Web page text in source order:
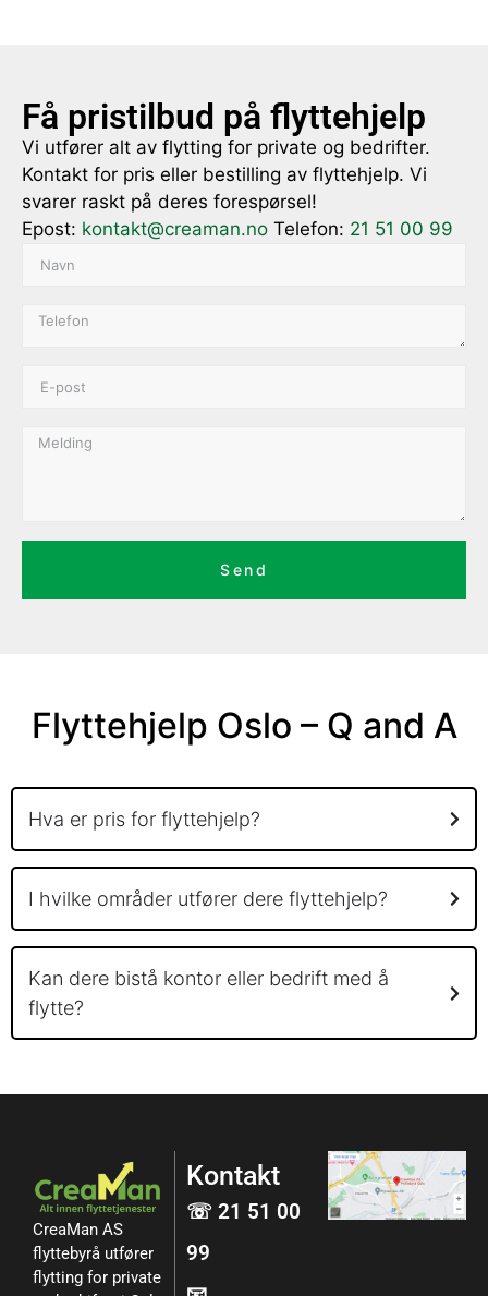
Få pristilbud på flyttehjelp
Vi utfører alt av flytting for private og bedrifter.
Kontakt for pris eller bestilling av flyttehjelp. Vi
svarer raskt på deres forespørsel!
Epost: kontakt@creaman.no Telefon: 21 51 00 99
Send
Flyttehjelp Oslo – Q and A
Hva er pris for flyttehjelp?
I hvilke områder utfører dere flyttehjelp?
Kan dere bistå kontor eller bedrift med å
flytte?
CreaMan AS
flyttebyrå utfører
flytting for private
Kontakt
☏ 21 51 00
99